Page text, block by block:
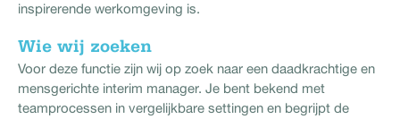
inspirerende werkomgeving is.
Wie wij zoeken
Voor deze functie zijn wij op zoek naar een daadkrachtige en
mensgerichte interim manager. Je bent bekend met
teamprocessen in vergelijkbare settingen en begrijpt de